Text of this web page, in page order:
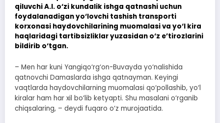
qiluvchi A.I. o‘zi kundalik ishga qatnashi uchun
foydalanadigan yo‘lovchi tashish transporti
korxonasi haydovchilarining muomalasi va yo‘l kira
haqlaridagi tartibsizliklar yuzasidan o‘z e’tirozlarini
bildirib o‘tgan.
– Men har kuni Yangiqo‘rg‘on-Buvayda yo‘nalishida
qatnovchi Damaslarda ishga qatnayman. Keyingi
vaqtlarda haydovchilarning muomalasi qo‘pollashib, yo‘l
kiralar ham har xil bo‘lib ketyapti. Shu masalani o‘rganib
chiqsalaring, – deydi fuqaro o‘z murojaatida.